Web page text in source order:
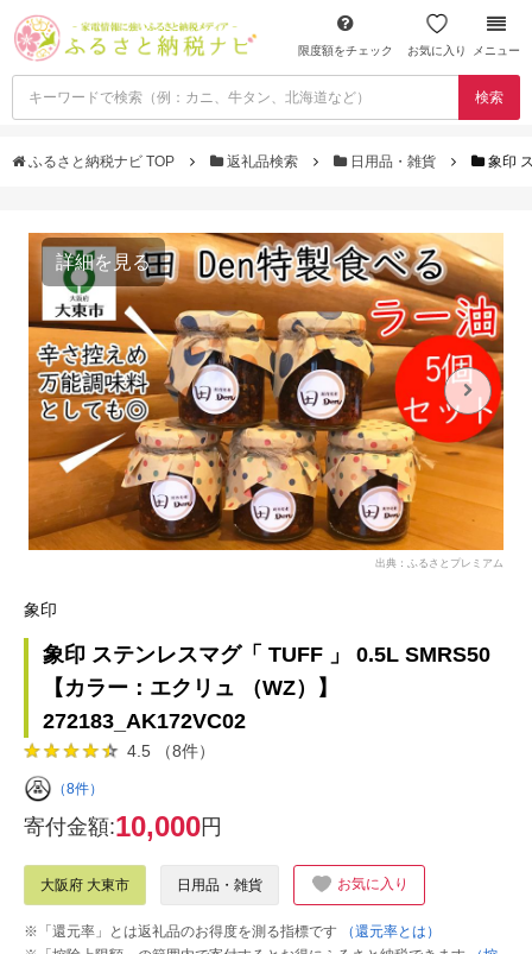
限度額をチェック お気に入り メニュー
検索
ふるさと納税ナビ TOP 返礼品検索 日用品・雑貨 象印
詳細を見る
出典：ふるさとプレミアム
象印
象印 ステンレスマグ「 TUFF 」 0.5L SMRS50
【カラー：エクリュ （WZ）】
272183_AK172VC02
4.5 （8件）
（8件）
寄付金額:10,000円
大阪府 大東市 日用品・雑貨 お気に入り
※「還元率」とは返礼品のお得度を測る指標です
（還元率とは）